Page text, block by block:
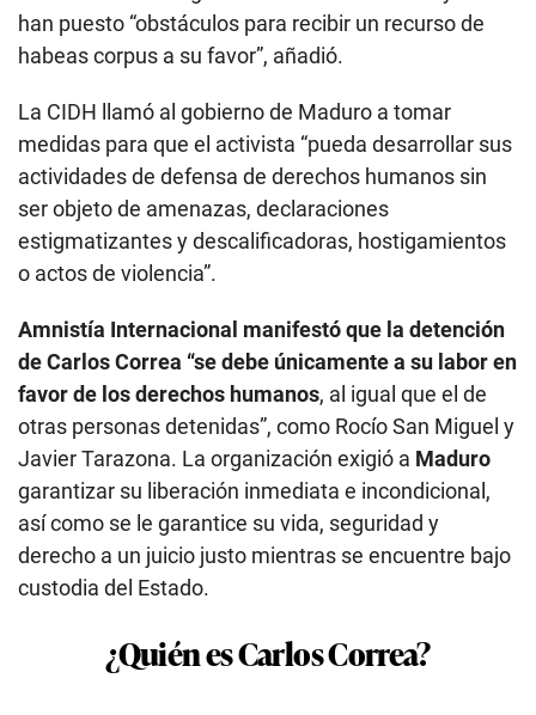
han puesto “obstáculos para recibir un recurso de
habeas corpus a su favor”, añadió.
La CIDH llamó al gobierno de Maduro a tomar
medidas para que el activista “pueda desarrollar sus
actividades de defensa de derechos humanos sin
ser objeto de amenazas, declaraciones
estigmatizantes y descalificadoras, hostigamientos
o actos de violencia”.
Amnistía Internacional manifestó que la detención
de Carlos Correa “se debe únicamente a su labor en
favor de los derechos humanos, al igual que el de
otras personas detenidas”, como Rocío San Miguel y
Javier Tarazona. La organización exigió a Maduro
garantizar su liberación inmediata e incondicional,
así como se le garantice su vida, seguridad y
derecho a un juicio justo mientras se encuentre bajo
custodia del Estado.
¿Quién es Carlos Correa?